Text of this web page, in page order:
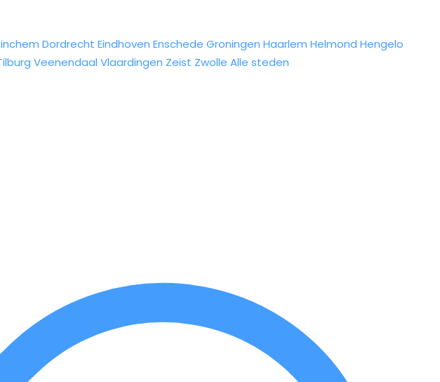
Dordrecht Eindhoven Enschede Groningen Haarlem Helmond Hengelo
Veenendaal Vlaardingen Zeist Zwolle Alle steden